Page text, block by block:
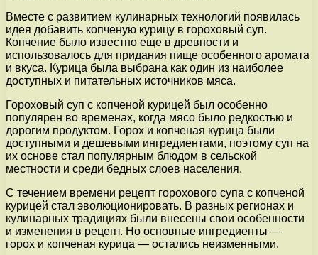
Вместе с развитием кулинарных технологий появилась
идея добавить копченую курицу в гороховый суп.
Копчение было известно еще в древности и
использовалось для придания пище особенного аромата
и вкуса. Курица была выбрана как один из наиболее
доступных и питательных источников мяса.
Гороховый суп с копченой курицей был особенно
популярен во временах, когда мясо было редкостью и
дорогим продуктом. Горох и копченая курица были
доступными и дешевыми ингредиентами, поэтому суп на
их основе стал популярным блюдом в сельской
местности и среди бедных слоев населения.
С течением времени рецепт горохового супа с копченой
курицей стал эволюционировать. В разных регионах и
кулинарных традициях были внесены свои особенности
и изменения в рецепт. Но основные ингредиенты —
горох и копченая курица — остались неизменными.